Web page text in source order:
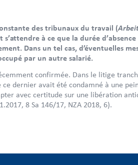
des tribunaux du travail (
s’attendre à ce que la durée
Dans un tel cas, d’éventuelles
par un autre salarié.
confirmée. Dans le litige
ce dernier avait été condamné à une
avec certitude sur une libération
8 Sa 146/17, NZA 2018, 6).